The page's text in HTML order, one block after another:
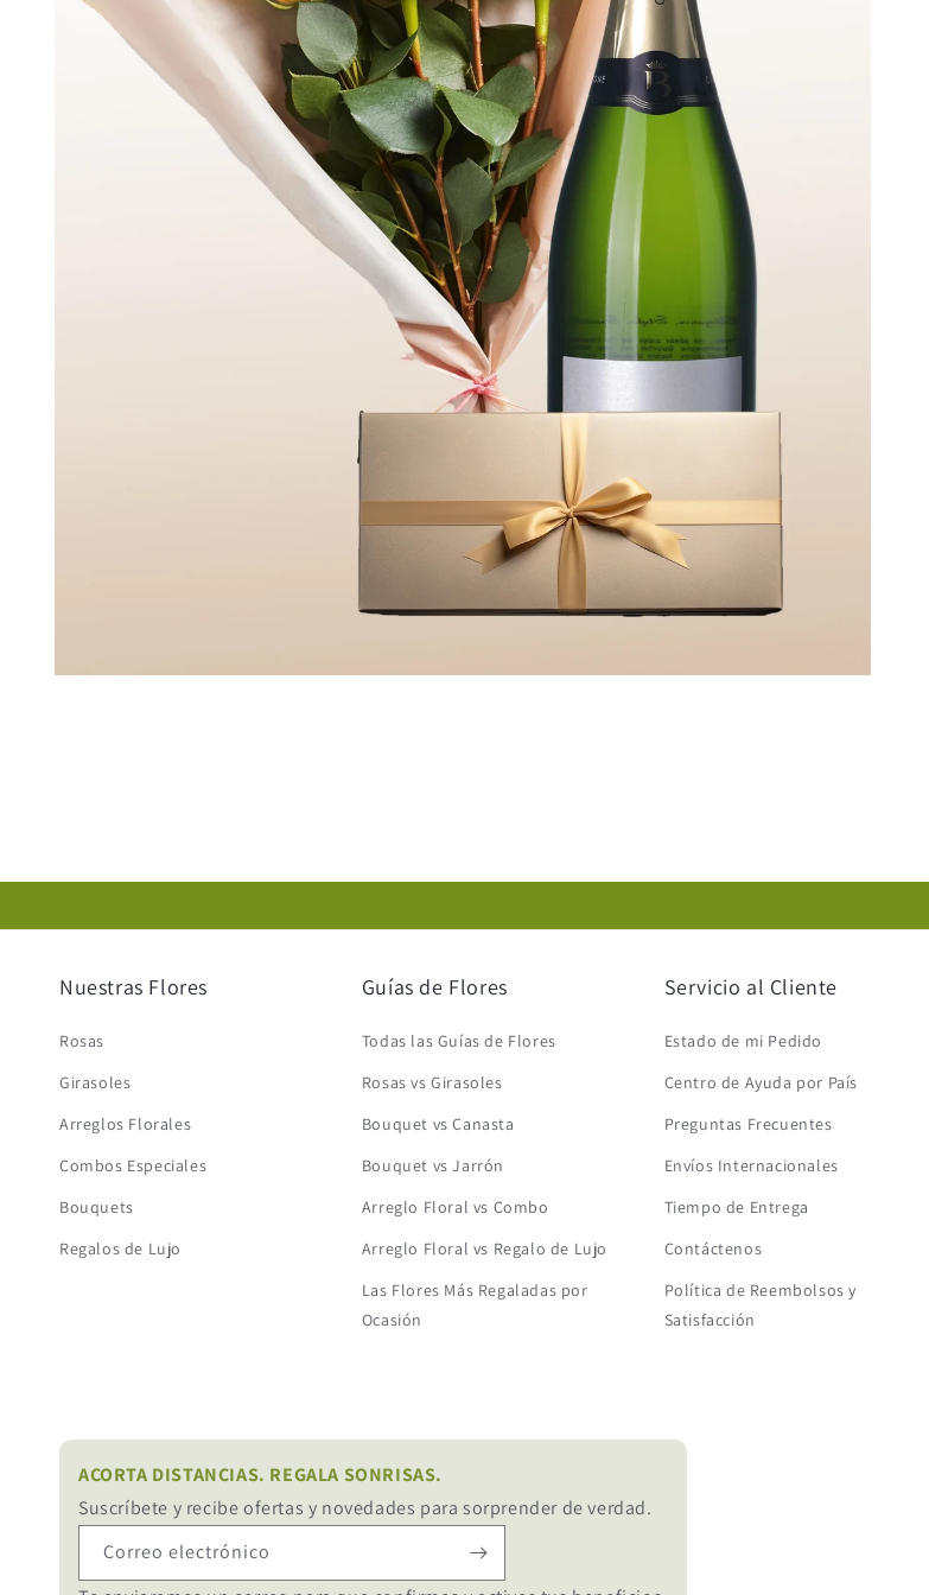
Nuestras Flores
Rosas
Girasoles
Arreglos Florales
Combos Especiales
Bouquets
Regalos de Lujo
Guías de Flores
Todas las Guías de Flores
Rosas vs Girasoles
Bouquet vs Canasta
Bouquet vs Jarrón
Arreglo Floral vs Combo
Arreglo Floral vs Regalo de Lujo
Las Flores Más Regaladas por
Ocasión
Servicio al Cliente
Estado de mi Pedido
Centro de Ayuda por País
Preguntas Frecuentes
Envíos Internacionales
Tiempo de Entrega
Contáctenos
Política de Reembolsos y
Satisfacción
ACORTA DISTANCIAS. REGALA SONRISAS.
Suscríbete y recibe ofertas y novedades para sorprender de verdad.
Correo electrónico